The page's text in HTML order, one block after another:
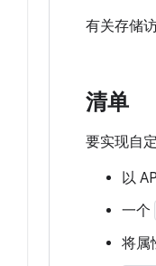
有关存储
清单
要实现自
以
一个
将属